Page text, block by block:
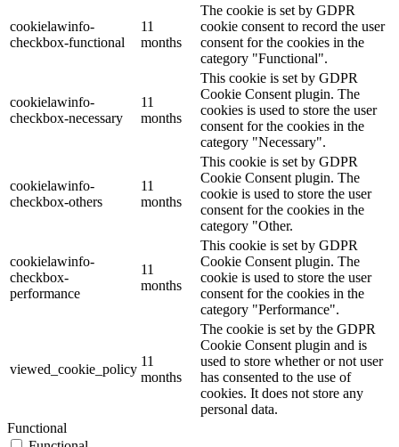
cookielawinfo-
checkbox-functional
11
months
The cookie is set by GDPR
cookie consent to record the user
consent for the cookies in the
category "Functional".
cookielawinfo-
checkbox-necessary
11
months
This cookie is set by GDPR
Cookie Consent plugin. The
cookies is used to store the user
consent for the cookies in the
category "Necessary".
cookielawinfo-
checkbox-others
11
months
This cookie is set by GDPR
Cookie Consent plugin. The
cookie is used to store the user
consent for the cookies in the
category "Other.
cookielawinfo-
checkbox-
performance
11
months
This cookie is set by GDPR
Cookie Consent plugin. The
cookie is used to store the user
consent for the cookies in the
category "Performance".
viewed_cookie_policy
11
months
The cookie is set by the GDPR
Cookie Consent plugin and is
used to store whether or not user
has consented to the use of
cookies. It does not store any
personal data.
Functional